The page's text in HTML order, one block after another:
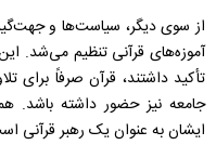
از سوی دیگر، سیاست‌ها و
آموزه‌های قرآنی تنظیم می‌شد.
تأکید داشتند، قرآن صرفاً برای
جامعه نیز حضور داشته باشد.
ایشان به عنوان یک رهبر قرآنی